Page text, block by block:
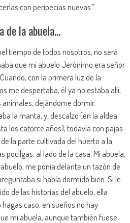
con peripecias nuevas.”
de la abuela…
tiempo de todos nosotros, no será
que mi abuelo Jerónimo era señor
con la primera luz de la
me despertaba, él ya no estaba allí,
dejándome dormir.
la manta, y, descalzo (en la aldea
los catorce años), todavía con pajas
la parte cultivada del huerto a la
pocilgas, al lado de la casa. Mi abuela,
me ponía delante un tazón de
si había dormido bien. Si le
de las historias del abuelo, ella
caso, en sueños no hay
mi abuela, aunque también fuese